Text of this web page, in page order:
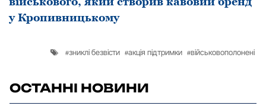
у Кропивницькому
зниклі безвісти акція підтримки військовополонені
ОСТАННІ НОВИНИ